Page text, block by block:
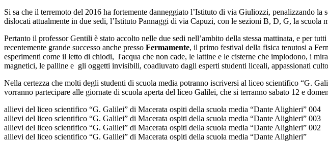
Si sa che il terremoto del 2016 ha fortemente danneggiato l’Istituto di via Giuliozzi, penalizzando
dislocati attualmente in due sedi, l’Istituto Pannaggi di via Capuzi, con le sezioni B, D, G, la scuola
Pertanto il professor Gentili è stato accolto nelle due sedi nell’ambito della stessa mattinata, e per
recentemente grande successo anche presso Fermamente, il primo festival della fisica tenutosi a
esperimenti come il letto di chiodi, l'acqua che non cade, le lattine e le cisterne che implodono, i
magnetici, le palline e gli oggetti invisibili, coadiuvato dagli esperti studenti liceali, appassionati
Nella certezza che molti degli studenti di scuola media potranno iscriversi al liceo scientifico “G.
vorranno partecipare alle giornate di scuola aperta del liceo Galilei, che si terranno sabato 12 e
allievi del liceo scientifico “G. Galilei” di Macerata ospiti della scuola media “Dante Alighieri” 004
allievi del liceo scientifico “G. Galilei” di Macerata ospiti della scuola media “Dante Alighieri” 003
allievi del liceo scientifico “G. Galilei” di Macerata ospiti della scuola media “Dante Alighieri” 002
allievi del liceo scientifico “G. Galilei” di Macerata ospiti della scuola media “Dante Alighieri”